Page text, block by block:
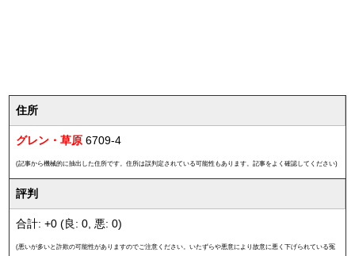
住所
グレン・草原 6709-4
(記事から機械的に抽出した住所です。住所は誤判定されている可能性もあります。記事をよく確認してください)
評判
合計: +0 (良: 0, 悪: 0)
(悪いが多いと詐欺の可能性がありますのでご注意ください。いたずらや悪意により故意に悪く下げられている冤